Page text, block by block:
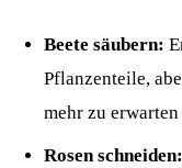
Beete säubern:
Pflanzenteile,
mehr zu
Rosen schneiden: